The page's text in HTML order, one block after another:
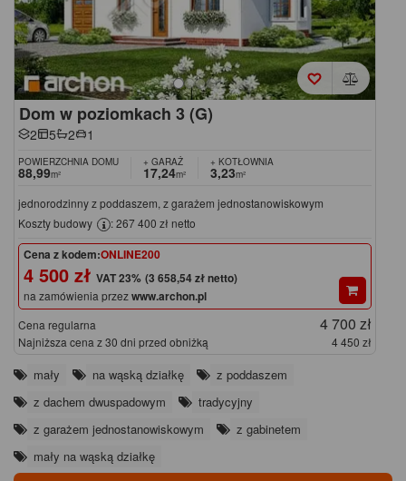
Dom w poziomkach 3 (G)
2 5 2 1
POWIERZCHNIA DOMU
88,99m²
+ GARAŻ
17,24m²
+ KOTŁOWNIA
3,23m²
jednorodzinny z poddaszem, z garażem jednostanowiskowym
Koszty budowy
: 267 400 zł netto
Cena z kodem:ONLINE200
4 500 zł (3 658,54 zł netto)
na zamówienia przezwww.archon.pl
Cena regularna 4 700 zł
Najniższa cena z 30 dni przed obniżką 4 450 zł
mały na wąską działkę
z poddaszem
z dachem dwuspadowym
tradycyjny
z garażem jednostanowiskowym
z gabinetem
mały na wąską działkę